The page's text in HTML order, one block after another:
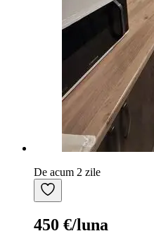
De acum 2 zile
450 €/luna